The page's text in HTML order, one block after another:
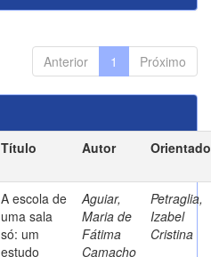
Anterior 1 Próximo
Título Autor
A escola de
uma sala
só: um
estudo
Aguiar,
Maria de
Fátima
Camacho
Petraglia,
Izabel
Cristina